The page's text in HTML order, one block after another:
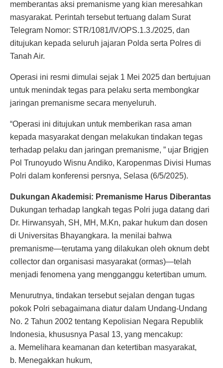
memberantas aksi premanisme yang kian meresahkan
masyarakat. Perintah tersebut tertuang dalam Surat
Telegram Nomor: STR/1081/IV/OPS.1.3./2025, dan
ditujukan kepada seluruh jajaran Polda serta Polres di
Tanah Air.
Operasi ini resmi dimulai sejak 1 Mei 2025 dan bertujuan
untuk menindak tegas para pelaku serta membongkar
jaringan premanisme secara menyeluruh.
“Operasi ini ditujukan untuk memberikan rasa aman
kepada masyarakat dengan melakukan tindakan tegas
terhadap pelaku dan jaringan premanisme, ” ujar Brigjen
Pol Trunoyudo Wisnu Andiko, Karopenmas Divisi Humas
Polri dalam konferensi persnya, Selasa (6/5/2025).
Dukungan Akademisi: Premanisme Harus Diberantas
Dukungan terhadap langkah tegas Polri juga datang dari
Dr. Hirwansyah, SH, MH, M.Kn, pakar hukum dan dosen
di Universitas Bhayangkara. Ia menilai bahwa
premanisme—terutama yang dilakukan oleh oknum debt
collector dan organisasi masyarakat (ormas)—telah
menjadi fenomena yang mengganggu ketertiban umum.
Menurutnya, tindakan tersebut sejalan dengan tugas
pokok Polri sebagaimana diatur dalam Undang-Undang
No. 2 Tahun 2002 tentang Kepolisian Negara Republik
Indonesia, khususnya Pasal 13, yang mencakup:
a. Memelihara keamanan dan ketertiban masyarakat,
b. Menegakkan hukum,